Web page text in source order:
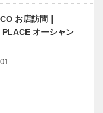
お店訪問｜
PLACE オーシャン